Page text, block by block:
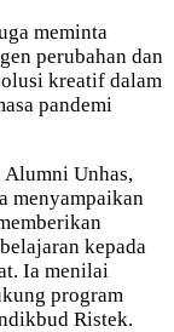
meminta
perubahan dan
kreatif dalam
pandemi
Alumni Unhas,
menyampaikan
kepada
Ia menilai
program
Ristek.